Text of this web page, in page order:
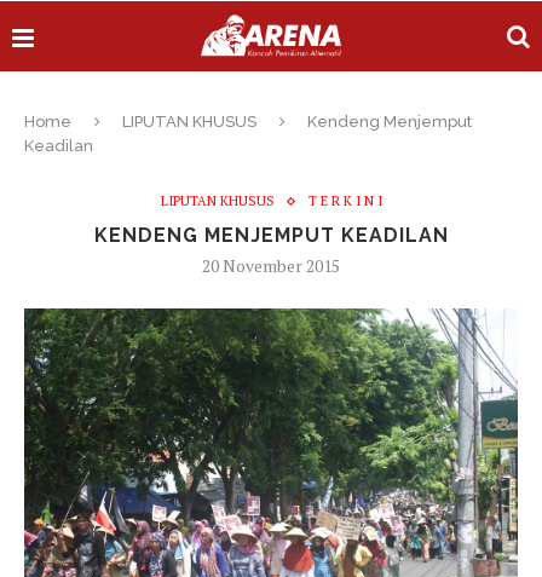
Home LIPUTAN KHUSUS
Kendeng Menjemput
Keadilan
LIPUTAN KHUSUS T E R K I N I
KENDENG MENJEMPUT KEADILAN
20 November 2015